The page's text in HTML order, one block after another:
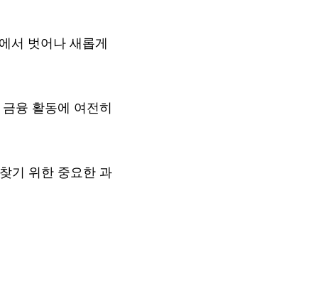
서 벗어나 새롭게
융 활동에 여전히
기 위한 중요한 과